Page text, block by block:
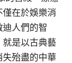
在於娛樂消
人們的智
就是以古典藝
殆盡的中華